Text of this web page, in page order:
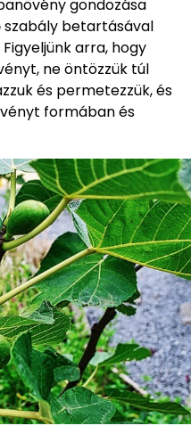
gondozása
szabály betartásával
arra, hogy
ne öntözzük túl
és permetezzük, és
formában és